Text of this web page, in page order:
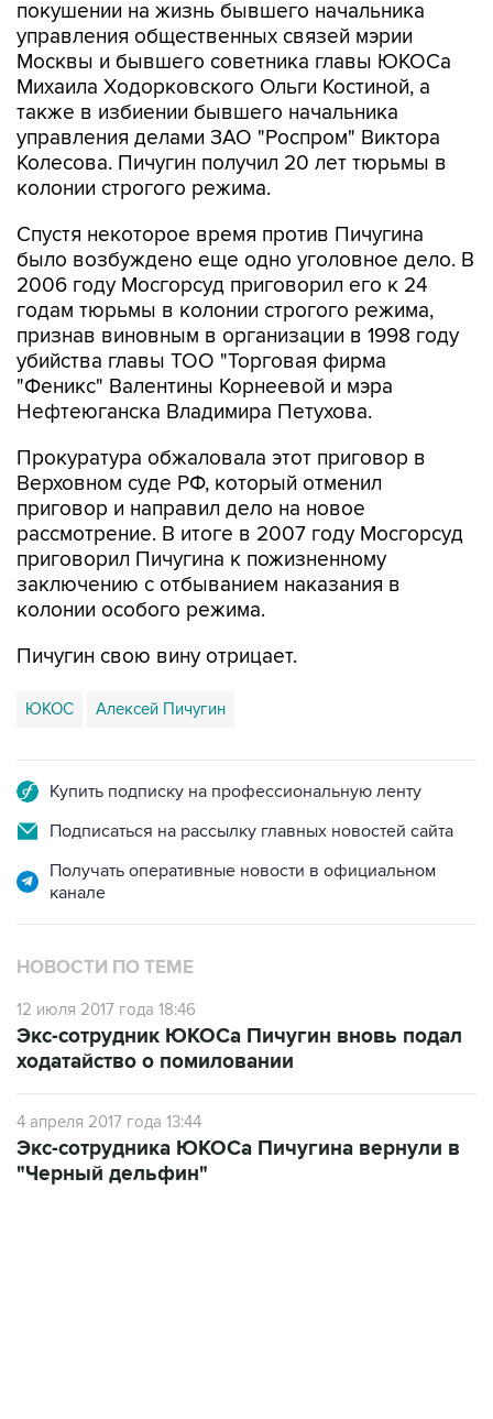
покушении на жизнь бывшего начальника
управления общественных связей мэрии
Москвы и бывшего советника главы ЮКОСа
Михаила Ходорковского Ольги Костиной, а
также в избиении бывшего начальника
управления делами ЗАО "Роспром" Виктора
Колесова. Пичугин получил 20 лет тюрьмы в
колонии строгого режима.
Спустя некоторое время против Пичугина
было возбуждено еще одно уголовное дело. В
2006 году Мосгорсуд приговорил его к 24
годам тюрьмы в колонии строгого режима,
признав виновным в организации в 1998 году
убийства главы ТОО "Торговая фирма
"Феникс" Валентины Корнеевой и мэра
Нефтеюганска Владимира Петухова.
Прокуратура обжаловала этот приговор в
Верховном суде РФ, который отменил
приговор и направил дело на новое
рассмотрение. В итоге в 2007 году Мосгорсуд
приговорил Пичугина к пожизненному
заключению с отбыванием наказания в
колонии особого режима.
Пичугин свою вину отрицает.
ЮКОС Алексей Пичугин
Купить подписку на профессиональную ленту
Подписаться на рассылку главных новостей сайта
Получать оперативные новости в официальном
канале
НОВОСТИ ПО ТЕМЕ
12 июля 2017 года 18:46
Экс-сотрудник ЮКОСа Пичугин вновь подал
ходатайство о помиловании
4 апреля 2017 года 13:44
Экс-сотрудника ЮКОСа Пичугина вернули в
"Черный дельфин"